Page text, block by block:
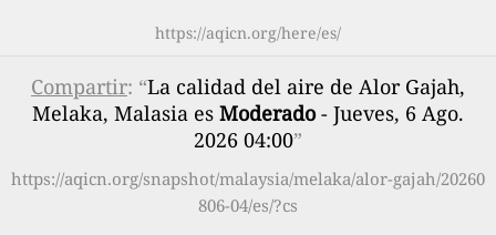
https://aqicn.org/here/es/
Compartir: “La calidad del aire de Alor Gajah,
Melaka, Malasia es Moderado- Jueves, 6 Ago.
2026 04:00”
https://aqicn.org/snapshot/malaysia/melaka/alor-gajah/20260
806-04/es/?cs